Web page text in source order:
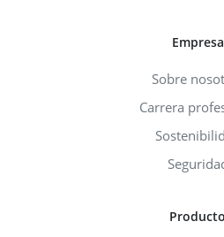
Empresa
Sobre
Carrera
Producto